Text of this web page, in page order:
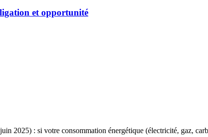
et opportunité
2025) : si votre consommation énergétique (électricité, gaz,